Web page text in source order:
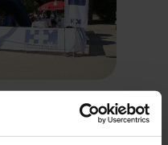
Madrid y el
del Monte firman